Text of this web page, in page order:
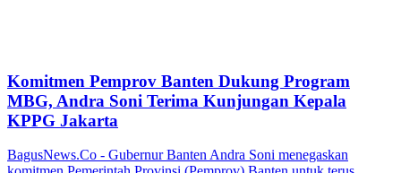
Komitmen Pemprov Banten Dukung Program
MBG, Andra Soni Terima Kunjungan Kepala
KPPG Jakarta
BagusNews.Co - Gubernur Banten Andra Soni menegaskan